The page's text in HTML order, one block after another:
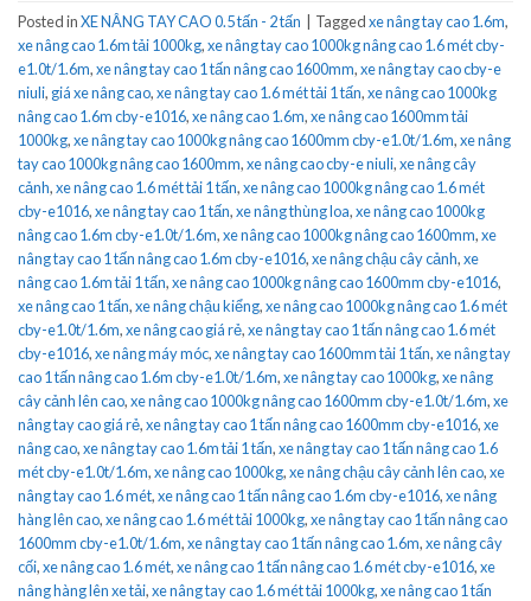
Posted inXE NÂNG TAY CAO 0.5 tấn - 2 tấn Taggedxe nâng tay cao 1.6m,
xe nâng cao 1.6m tải 1000kg,xe nâng tay cao 1000kg nâng cao 1.6 mét cby-
e1.0t/1.6m,xe nâng tay cao 1 tấn nâng cao 1600mm,xe nâng tay cao cby-e
niuli, giá xe nâng cao,xe nâng tay cao 1.6 mét tải 1 tấn,xe nâng cao 1000kg
nâng cao 1.6m cby-e1016,xe nâng cao 1.6m,xe nâng cao 1600mm tải
1000kg,xe nâng tay cao 1000kg nâng cao 1600mm cby-e1.0t/1.6m,xe nâng
tay cao 1000kg nâng cao 1600mm,xe nâng cao cby-e niuli,xe nâng cây
cảnh,xe nâng cao 1.6 mét tải 1 tấn,xe nâng cao 1000kg nâng cao 1.6 mét
cby-e1016,xe nâng tay cao 1 tấn,xe nâng thùng loa,xe nâng cao 1000kg
nâng cao 1.6m cby-e1.0t/1.6m,xe nâng cao 1000kg nâng cao 1600mm,xe
nâng tay cao 1 tấn nâng cao 1.6m cby-e1016,xe nâng chậu cây cảnh,xe
nâng cao 1.6m tải 1 tấn,xe nâng cao 1000kg nâng cao 1600mm cby-e1016,
xe nâng cao 1 tấn,xe nâng chậu kiểng,xe nâng cao 1000kg nâng cao 1.6 mét
cby-e1.0t/1.6m,xe nâng cao giá rẻ,xe nâng tay cao 1 tấn nâng cao 1.6 mét
cby-e1016,xe nâng máy móc,xe nâng tay cao 1600mm tải 1 tấn,xe nâng tay
cao 1 tấn nâng cao 1.6m cby-e1.0t/1.6m,xe nâng tay cao 1000kg,xe nâng
cây cảnh lên cao,xe nâng cao 1000kg nâng cao 1600mm cby-e1.0t/1.6m,xe
nâng tay cao giá rẻ,xe nâng tay cao 1 tấn nâng cao 1600mm cby-e1016,xe
nâng cao,xe nâng tay cao 1.6m tải 1 tấn,xe nâng tay cao 1 tấn nâng cao 1.6
mét cby-e1.0t/1.6m,xe nâng cao 1000kg,xe nâng chậu cây cảnh lên cao,xe
nâng tay cao 1.6 mét,xe nâng cao 1 tấn nâng cao 1.6m cby-e1016,xe nâng
hàng lên cao,xe nâng cao 1.6 mét tải 1000kg,xe nâng tay cao 1 tấn nâng cao
1600mm cby-e1.0t/1.6m,xe nâng tay cao 1 tấn nâng cao 1.6m,xe nâng cây
cối,xe nâng cao 1.6 mét,xe nâng cao 1 tấn nâng cao 1.6 mét cby-e1016,xe
nâng hàng lên xe tải,xe nâng tay cao 1.6 mét tải 1000kg,xe nâng cao 1 tấn